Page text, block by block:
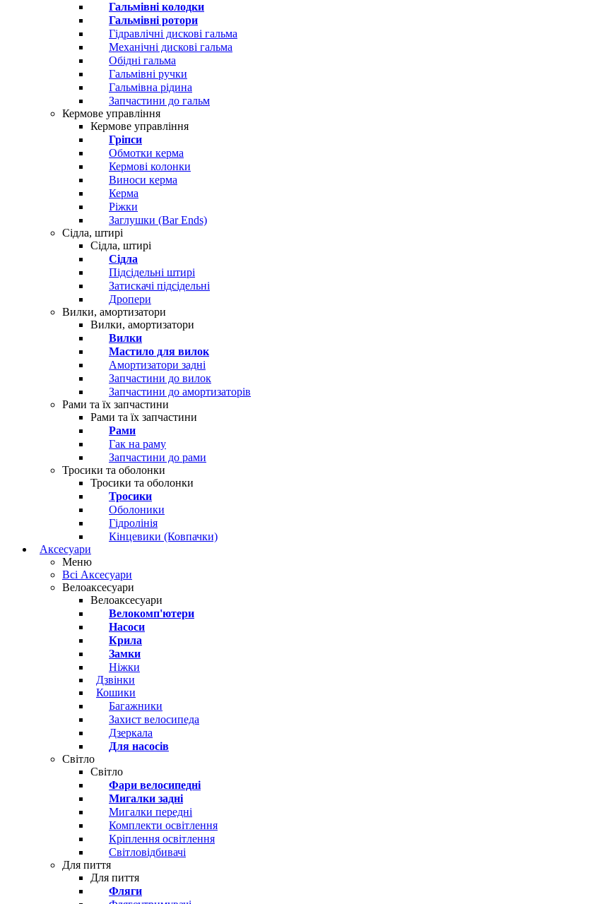
Гальмівні колодки
Гальмівні ротори
Гідравлічні дискові гальма
Механічні дискові гальма
Обідні гальма
Гальмівні ручки
Гальмівна рідина
Запчастини до гальм
Кермове управління
Кермове управління
Гріпси
Обмотки керма
Кермові колонки
Виноси керма
Керма
Ріжки
Заглушки (Bar Ends)
Сідла, штирі
Сідла, штирі
Сідла
Підсідельні штирі
Затискачі підсідельні
Дропери
Вилки, амортизатори
Вилки, амортизатори
Вилки
Мастило для вилок
Амортизатори задні
Запчастини до вилок
Запчастини до амортизаторів
Рами та їх запчастини
Рами та їх запчастини
Рами
Гак на раму
Запчастини до рами
Тросики та оболонки
Тросики та оболонки
Тросики
Оболоники
Гідролінія
Кінцевики (Ковпачки)
Аксесуари
Меню
Всі Аксесуари
Велоаксесуари
Велоаксесуари
Велокомп'ютери
Насоси
Крила
Замки
Ніжки
Дзвінки
Кошики
Багажники
Захист велосипеда
Дзеркала
Для насосів
Світло
Світло
Фари велосипедні
Мигалки задні
Мигалки передні
Комплекти освітлення
Кріплення освітлення
Світловідбивачі
Для пиття
Для пиття
Фляги